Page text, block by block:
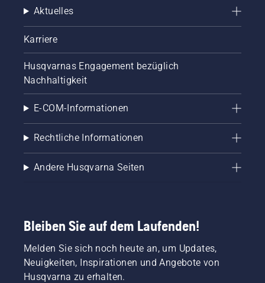
Aktuelles
Karriere
Husqvarnas Engagement bezüglich
Nachhaltigkeit
E-COM-Informationen
Rechtliche Informationen
Andere Husqvarna Seiten
Bleiben Sie auf dem Laufenden!
Melden Sie sich noch heute an, um Updates,
Neuigkeiten, Inspirationen und Angebote von
Husqvarna zu erhalten.